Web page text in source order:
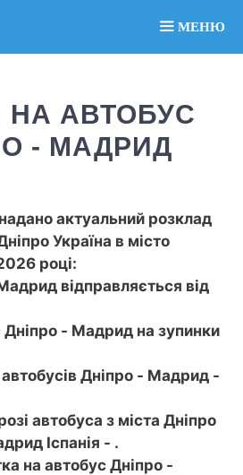
МЕНЮ
НА АВТОБУС
- МАДРИД
актуальний розклад
Україна в місто
році:
відправляється від
- Мадрид на зупинки
Дніпро - Мадрид -
автобуса з міста Дніпро
Іспанія - .
на автобус Дніпро -